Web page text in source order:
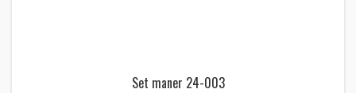
Set maner 24-003